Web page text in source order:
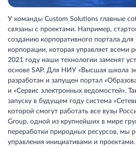
У команды Custom Solutions главные
связаны с проектами. Например,
созданию корпоративного портала для
корпорации, которая управляет всеми
2021 году наши технологии заменят
основе SAP. Для НИУ «Высшая школа
разработан и запущен портал
и «Сервис электронных ведомостей».
запуску в будущем году система
которой смогут работать все вузы
Group, одной из крупнейших в мире
переработки природных ресурсов, мы
управления инициативами и